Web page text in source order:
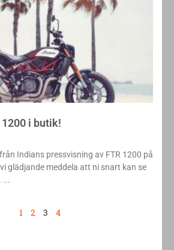
1200 i butik!
Indians pressvisning av FTR 1200 på
glädjande meddela att ni snart kan se
1 2 3 4